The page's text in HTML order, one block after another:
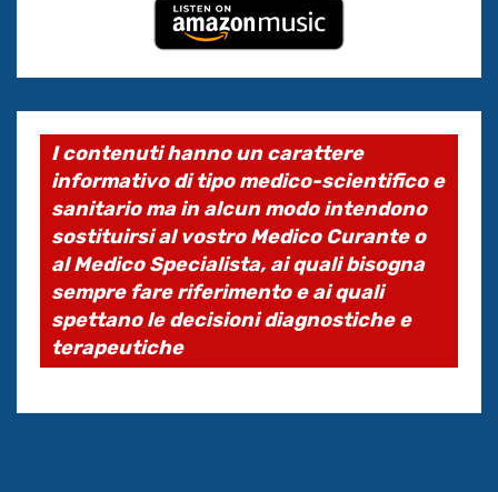
I contenuti hanno un carattere
informativo di tipo medico-scientifico e
sanitario ma in alcun modo intendono
sostituirsi al vostro Medico Curante o
al Medico Specialista, ai quali bisogna
sempre fare riferimento e ai quali
spettano le decisioni diagnostiche e
terapeutiche